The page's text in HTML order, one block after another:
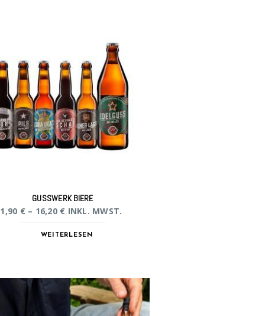
GUSSWERK BIERE
1,90 € – 16,20 € INKL. MWST.
WEITERLESEN